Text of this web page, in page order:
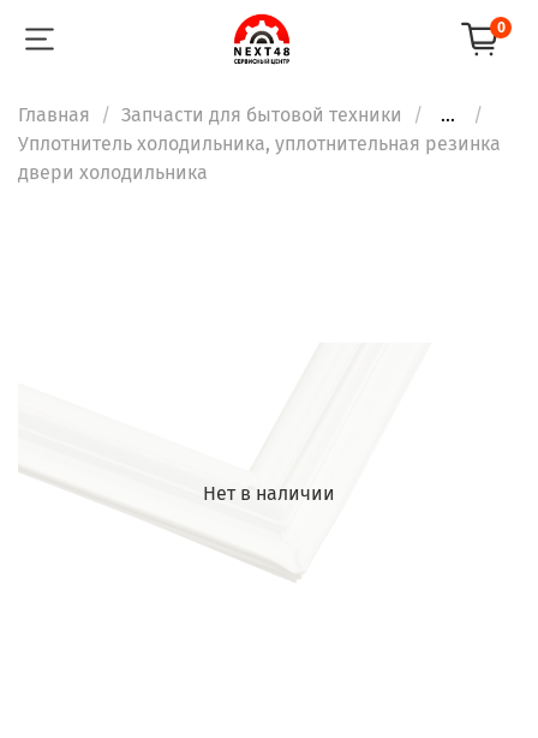
0
Главная Запчасти для бытовой техники
...
Уплотнитель холодильника, уплотнительная резинка
двери холодильника
Нет в наличии